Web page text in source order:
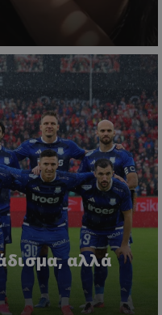
αλλά